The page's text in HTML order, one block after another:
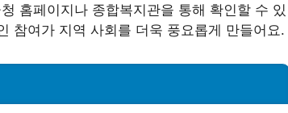
홈페이지나 종합복지관을 통해 확인할 수 있
참여가 지역 사회를 더욱 풍요롭게 만들어요.